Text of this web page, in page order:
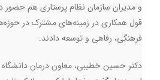
و مدیران سازمان نظام پرستاری هم حضور
قول همکاری در زمینه‌های مشترک در
فرهنگی، رفاهی و توسعه دادند.
دکتر حسین خطیبی، معاون درمان دانشگاه